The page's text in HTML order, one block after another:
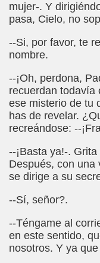
mujer-. Y
pasa, Cielo, no
--Si, por favor, te
nombre.
--¡Oh, perdona,
recuerdan
ese misterio de tu
has de revelar.
recreándose: --
--¡Basta ya!-.
Después, con una
se dirige a su
--Sí, señor?.
--Téngame al
en este sentido,
nosotros. Y ya
gonzález
e Italiano
ONCE de
(Carmen Bonet
de Lectura
Alicante (Juan
Blas Sánchez)
Sanz)
(Lola Bogas)
Ciego